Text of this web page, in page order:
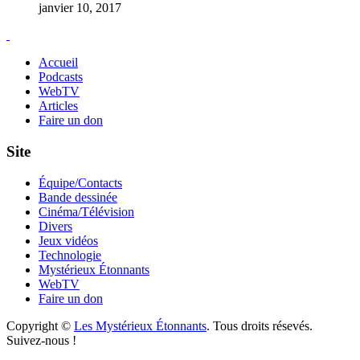
janvier 10, 2017
Accueil
Podcasts
WebTV
Articles
Faire un don
Site
Équipe/Contacts
Bande dessinée
Cinéma/Télévision
Divers
Jeux vidéos
Technologie
Mystérieux Étonnants
WebTV
Faire un don
Copyright © Les Mystérieux Étonnants. Tous droits résevés.
Suivez-nous !